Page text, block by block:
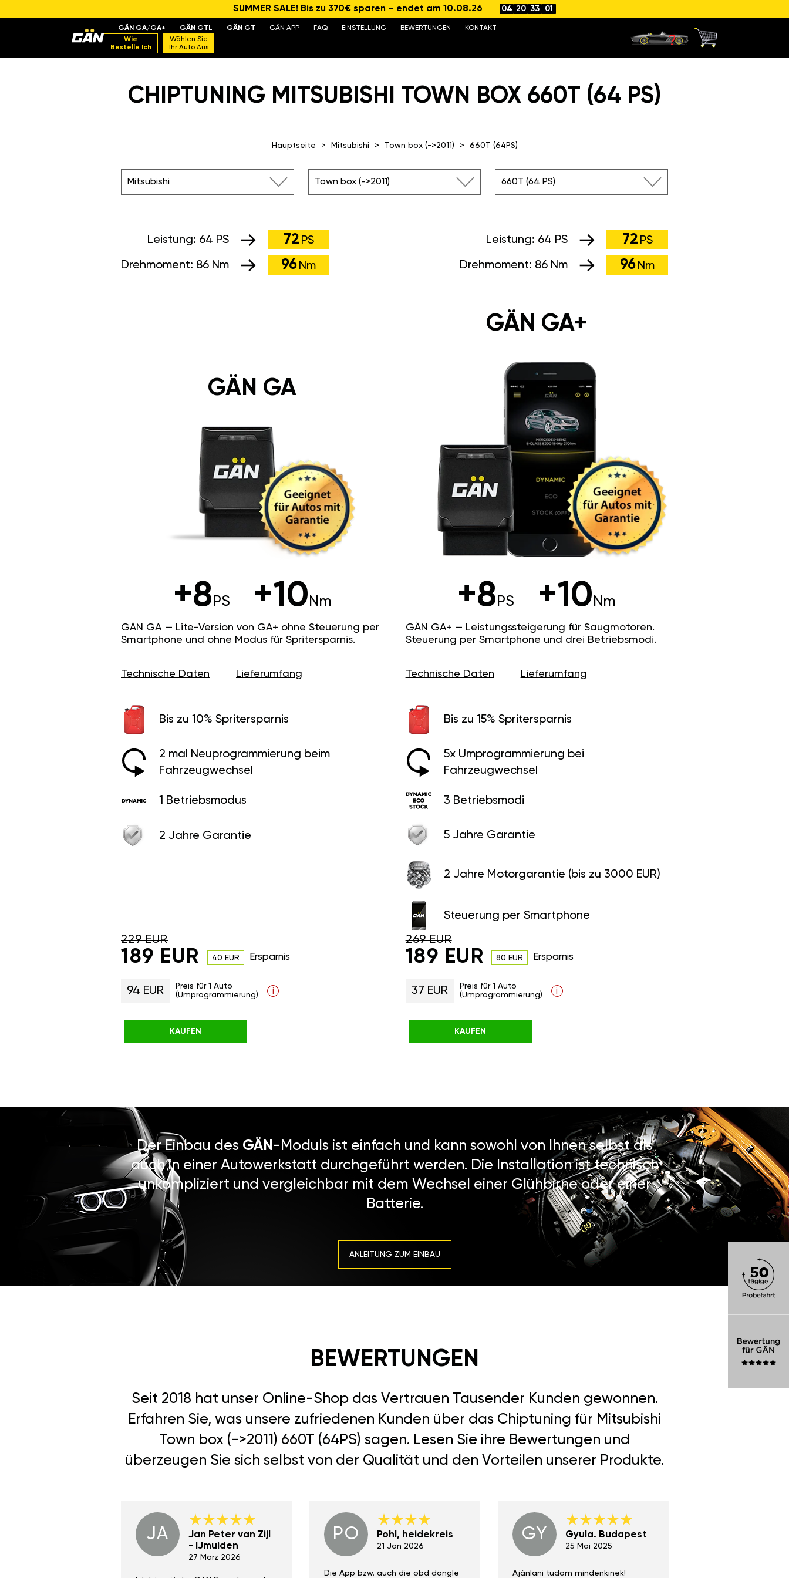
SUMMER SALE! Bis zu 370€ sparen – endet am 10.08.26 04 20 33 00
GÄN GA/GA+ GÄN GTL GÄN GT GÄN APP FAQ EINSTELLUNG BEWERTUNGEN
KONTAKT
Wie
Bestelle Ich
Wählen Sie
Ihr Auto Aus
CHIPTUNING MITSUBISHI TOWN BOX 660T (64 PS)
Hauptseite Mitsubishi Town box (->2011) 660T (64PS)
Mitsubishi Town box (->2011) 660T (64 PS)
Leistung: 64 PS 72 PS
Drehmoment: 86 Nm 96 Nm
Leistung: 64 PS 72 PS
Drehmoment: 86 Nm 96 Nm
GÄN GA+
+8PS +10Nm
GÄN GA+ — Leistungssteigerung für Saugmotoren.
Steuerung per Smartphone und drei Betriebsmodi.
Technische Daten Lieferumfang
Bis zu 15% Spritersparnis
5x Umprogrammierung bei
Fahrzeugwechsel
3 Betriebsmodi
5 Jahre Garantie
2 Jahre Motorgarantie (bis zu 3000 EUR)
Steuerung per Smartphone
269 EUR
189 EUR 80 EUR Ersparnis
37 EUR
Preis für 1 Auto
(Umprogrammierung)
i
KAUFEN
GÄN GA
+8PS +10Nm
GÄN GA — Lite-Version von GA+ ohne Steuerung per
Smartphone und ohne Modus für Spritersparnis.
Technische Daten Lieferumfang
Bis zu 10% Spritersparnis
2 mal Neuprogrammierung beim
Fahrzeugwechsel
1 Betriebsmodus
2 Jahre Garantie
229 EUR
189 EUR 40 EUR Ersparnis
94 EUR
Preis für 1 Auto
(Umprogrammierung)
i
KAUFEN
Der Einbau des GÄN-Moduls ist einfach und kann sowohl von Ihnen selbst als
auch in einer Autowerkstatt durchgeführt werden. Die Installation ist technisch
unkompliziert und vergleichbar mit dem Wechsel einer Glühbirne oder einer
Batterie.
ANLEITUNG ZUM EINBAU
BEWERTUNGEN
Seit 2018 hat unser Online-Shop das Vertrauen Tausender Kunden gewonnen.
Erfahren Sie, was unsere zufriedenen Kunden über das Chiptuning für Mitsubishi
Town box (->2011) 660T (64PS) sagen. Lesen Sie ihre Bewertungen und
überzeugen Sie sich selbst von der Qualität und den Vorteilen unserer Produkte.
JA
Jan Peter van Zijl
- IJmuiden
27 März 2026
PO Pohl, heidekreis
21 Jan 2026
Die App bzw. auch die obd dongle
GY Gyula. Budapest
25 Mai 2025
Ajánlani tudom mindenkinek!